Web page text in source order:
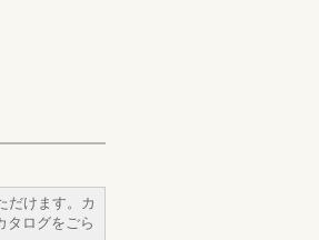
だけます。カ
タログをごら